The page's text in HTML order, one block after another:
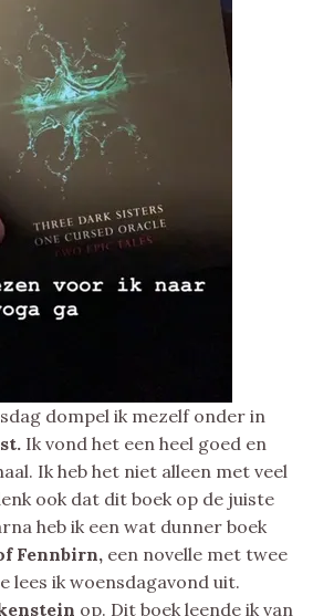
dompel ik mezelf onder in
Ik vond het een heel goed en
Ik heb het niet alleen met veel
ook dat dit boek op de juiste
heb ik een wat dunner boek
Fennbirn, een novelle met twee
lees ik woensdagavond uit.
op. Dit boek leende ik van